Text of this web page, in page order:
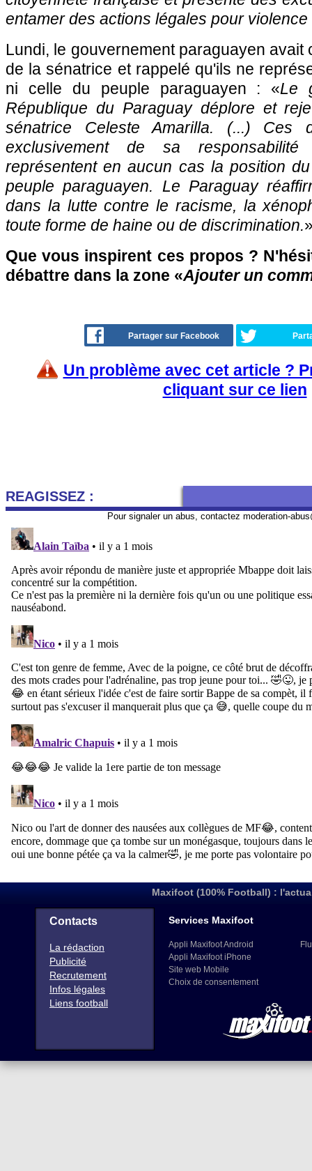
entamer des actions légales pour
Lundi, le gouvernement paraguayen avait
de la sénatrice et rappelé qu'ils ne
ni celle du peuple paraguayen : «Le
République du Paraguay déplore et
sénatrice Celeste Amarilla. (...) Ces
exclusivement de sa
représentent en aucun cas la position
peuple paraguayen. Le Paraguay
dans la lutte contre le racisme, la
toute forme de haine ou de discrimination.
Que vous inspirent ces propos ?
débattre dans la zone «Ajouter un
Partager sur Facebook
Un problème avec cet article ?
cliquant sur ce lien
REAGISSEZ :
Pour signaler un abus, contactez moderation-
Maxifoot (100% Football) :
Contacts
La rédaction
Publicité
Recrutement
Infos légales
Liens football
Services Maxifoot
Appli Maxifoot Android
Appli Maxifoot iPhone
Site web Mobile
Choix de consentement